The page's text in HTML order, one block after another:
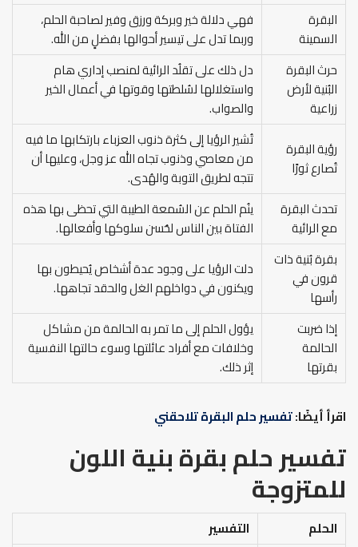
البقرة
السمينة
فهي دلالة خير وبركة ورزق وفير لصاحبة الحلم،
وربما تدل على تيسير أحوالها بفضلٍ من الله.
حرث البقرة
البُنية لأرض
زراعية
دل ذلك على تقلُد الرائية لمنصب إداري هام
واستغلالها لسُلطتها وقوتها في أعمال الخير
والصواب.
رؤية البقرة
تُصارع ثورًا
تُشير الرؤيا إلى كثرة ذنوب العزباء بارتكابها ما فيه
من معاصي وذنوب تجاه الله عز وجل، وعليها أن
تتجه لطريق التوبة والهُدى.
تحدث البقرة
مع الرائية
ينُم الحلم عن السُمعة الطيبة التي تحظى بها هذه
الفتاة بين الناس لحُسن سلوكها وأفعالها.
بقرة بُنية ذات
قرون في
رأسها
دلت الرؤيا على وجود عدة أشخاص يُحيطون بها
ويكنون في دواخلهم الغل والحقد تجاهها.
إذا ضربت
الحالمة
بقرتها
يؤول الحلم إلى ما تمر به الحالمة من مشاكل
وخلافات مع أفراد عائلتها وسوء حالتها النفسية
إثر ذلك.
اقرأ أيضًا:تفسير حلم البقرة تلاحقني
تفسير حلم بقرة بنية اللون
للمتزوجة
الحلم
التفسير